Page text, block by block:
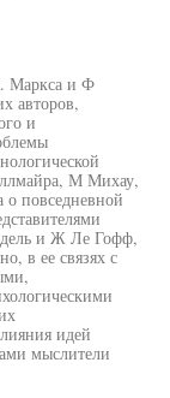
Маркса и Ф
авторов,
и
М Михау,
повседневной
и Ж Ле Гофф,
в ее связях с
идей
мыслители